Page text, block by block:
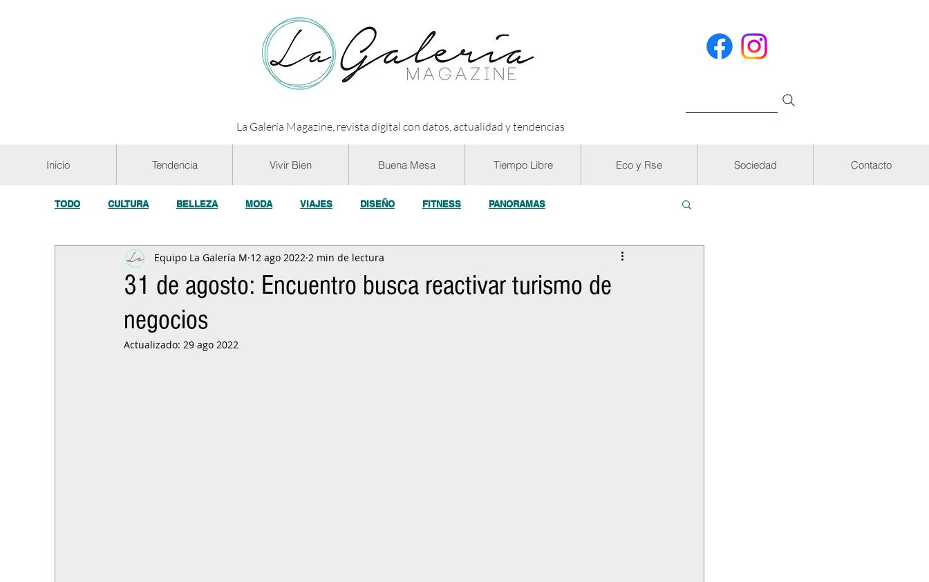
La Galería Magazine, revista digital con datos, actualidad y tendencias
Inicio Tendencia Vivir Bien Buena Mesa Tiempo Libre Eco y Rse Sociedad Contacto
TODO CULTURA BELLEZA MODA VIAJES DISEÑO FITNESS PANORAMAS
GASTRONOMÍA Y VINOS SALUD TECNOLOGÍA ECO y RSE ENTREVISTAS
ALIMENTACIÓN COLUMNA
31 de agosto: Encuentro busca reactivar turismo de
negocios
Equipo La Galería M 12 ago 2022 2 min de lectura
Actualizado: 29 ago 2022